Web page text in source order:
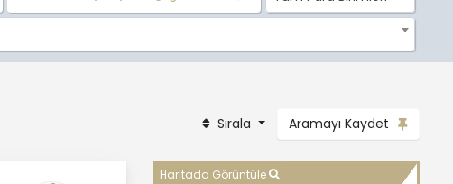
Sırala Aramayı Kaydet
Haritada Görüntüle